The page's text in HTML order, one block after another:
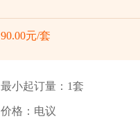
90.00元/套
最小起订量：1套
价格：电议